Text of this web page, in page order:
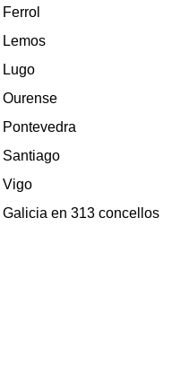
Ferrol
Lemos
Lugo
Ourense
Pontevedra
Santiago
Vigo
Galicia en 313 concellos